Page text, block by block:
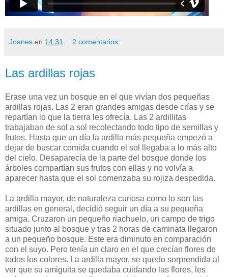
Joanes en 14:31 2 comentarios:
Las ardillas rojas
Erase una vez un bosque en el que vivían dos pequeñas
ardillas rojas. Las 2 eran grandes amigas desde crías y se
repartían lo que la tierra les ofrecía. Las 2 ardillitas
trabajaban de sol a sol recolectando todo tipo de semillas y
frutos. Hasta que un día la ardilla más pequeña empezó a
dejar de buscar comida cuando el sol llegaba a lo más alto
del cielo. Desaparecía de la parte del bosque donde los
árboles compartían sus frutos con ellas y no volvía a
aparecer hasta que el sol comenzaba su rojiza despedida.
La ardilla mayor, de naturaleza curiosa como lo son las
ardillas en general, decidió seguir un día a su pequeña
amiga. Cruzaron un pequeño riachuelo, un campo de trigo
situado junto al bosque y tras 2 horas de caminata llegaron
a un pequeño bosque. Este era diminuto en comparación
con el suyo. Pero tenía un claro en el que crecían flores de
todos los colores. La ardilla mayor, se quedo sorprendida al
ver que su amiguita se quedaba cuidando las flores, les